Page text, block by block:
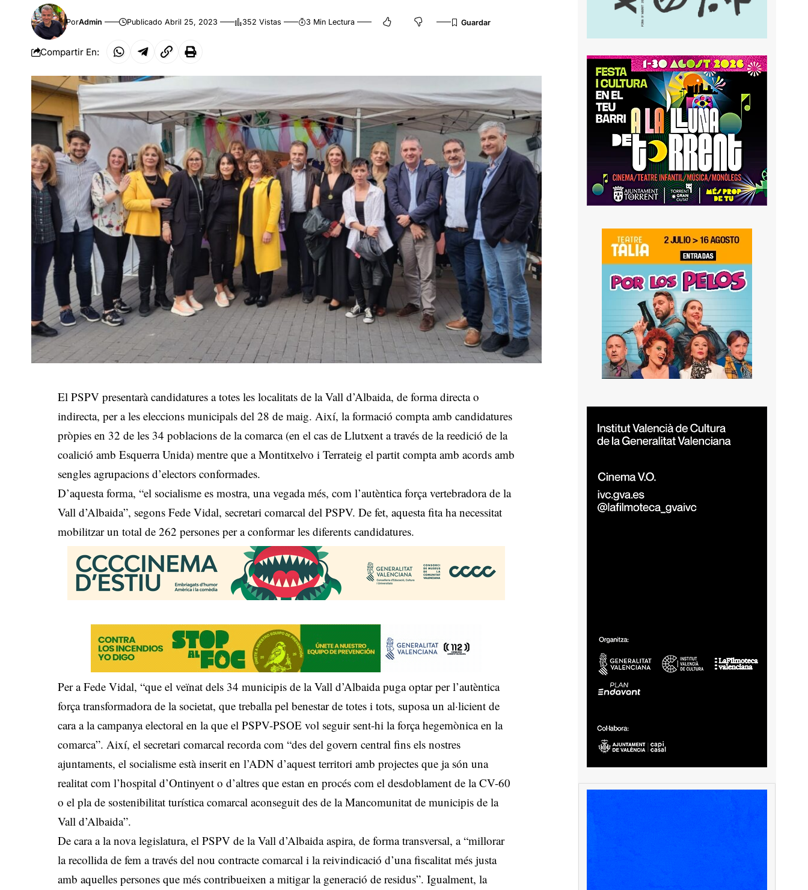
PorAdmin Publicado Abril 25, 2023 352 Vistas 3 Min Lectura
Compartir En:
El PSPV presentarà candidatures a totes les localitats de la Vall d’Albaida, de forma directa o
indirecta, per a les eleccions municipals del 28 de maig. Així, la formació compta amb candidatures
pròpies en 32 de les 34 poblacions de la comarca (en el cas de Llutxent a través de la reedició de la
coalició amb Esquerra Unida) mentre que a Montitxelvo i Terrateig el partit compta amb acords amb
sengles agrupacions d’electors conformades.
D’aquesta forma, “el socialisme es mostra, una vegada més, com l’autèntica força vertebradora de la
Vall d’Albaida”, segons Fede Vidal, secretari comarcal del PSPV. De fet, aquesta fita ha necessitat
mobilitzar un total de 262 persones per a conformar les diferents candidatures.
Per a Fede Vidal, “que el veïnat dels 34 municipis de la Vall d’Albaida puga optar per l’autèntica
força transformadora de la societat, que treballa pel benestar de totes i tots, suposa un al·licient de
cara a la campanya electoral en la que el PSPV-PSOE vol seguir sent-hi la força hegemònica en la
comarca”. Així, el secretari comarcal recorda com “des del govern central fins els nostres
ajuntaments, el socialisme està inserit en l’ADN d’aquest territori amb projectes que ja són una
realitat com l’hospital d’Ontinyent o d’altres que estan en procés com el desdoblament de la CV-60
o el pla de sostenibilitat turística comarcal aconseguit des de la Mancomunitat de municipis de la
Vall d’Albaida”.
De cara a la nova legislatura, el PSPV de la Vall d’Albaida aspira, de forma transversal, a “millorar
la recollida de fem a través del nou contracte comarcal i la reivindicació d’una fiscalitat més justa
amb aquelles persones que més contribueixen a mitigar la generació de residus”. Igualment, la